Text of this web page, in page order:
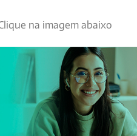
na imagem abaixo